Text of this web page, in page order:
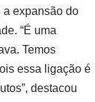
a expansão do
“É uma
Temos
essa ligação é
destacou